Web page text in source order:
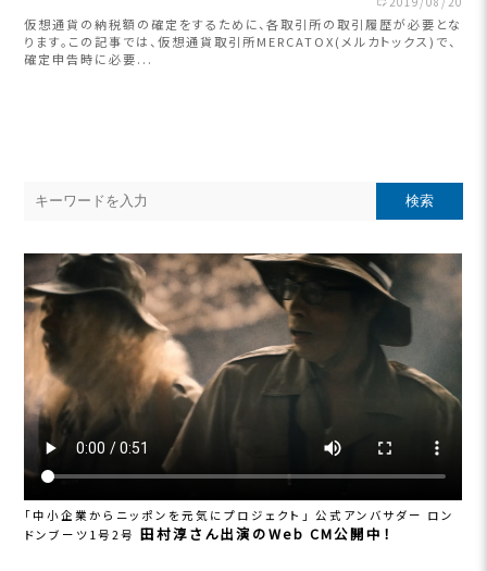
仮想通貨の納税額の確定をするために、各取引所の取引履歴が必要とな
ります。この記事では、仮想通貨取引所MERCATOX(メルカトックス)で、
確定申告時に必要...
「中小企業からニッポンを元気にプロジェクト」 公式アンバサダー ロン
ドンブーツ1号2号 田村淳さん出演のWeb CM公開中！